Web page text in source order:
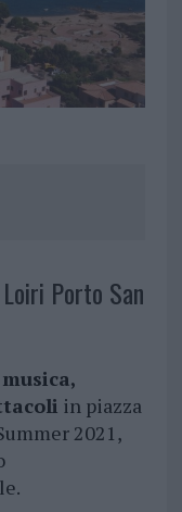
Porto San
musica,
in piazza
2021,